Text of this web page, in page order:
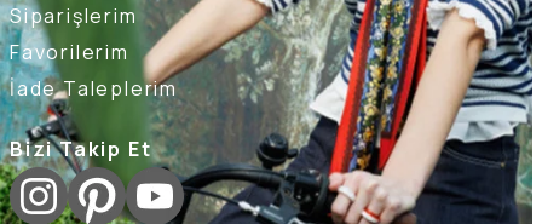
Siparişlerim
Favorilerim
İade Taleplerim
Bizi Takip Et